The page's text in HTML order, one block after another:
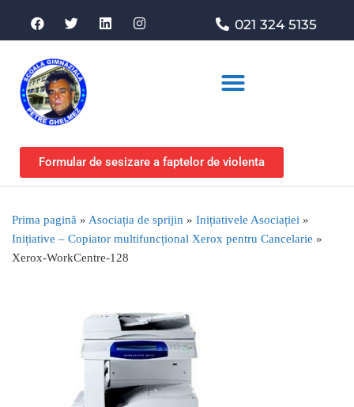
021 324 5135
Formular de sesizare a faptelor de violenta
Prima pagină » Asociația de sprijin » Inițiativele Asociației »
Inițiative – Copiator multifuncțional Xerox pentru Cancelarie »
Xerox-WorkCentre-128